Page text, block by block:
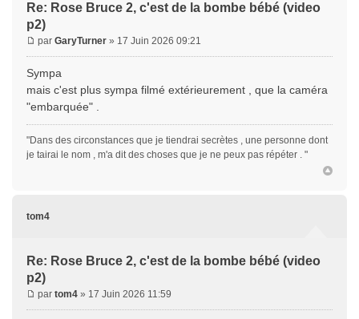
Re: Rose Bruce 2, c'est de la bombe bébé (video
p2)
par GaryTurner » 17 Juin 2026 09:21
Sympa
mais c'est plus sympa filmé extérieurement , que la caméra
"embarquée" .
"Dans des circonstances que je tiendrai secrètes , une personne dont
je tairai le nom , m'a dit des choses que je ne peux pas répéter . "
tom4
Re: Rose Bruce 2, c'est de la bombe bébé (video
p2)
par tom4 » 17 Juin 2026 11:59